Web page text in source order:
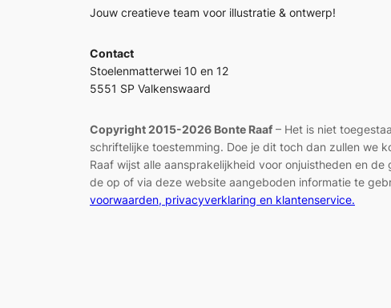
Jouw creatieve team voor illustratie & ontwerp!
Contact
Stoelenmatterwei 10 en 12
5551 SP Valkenswaard
Copyright 2015-2026 Bonte Raaf – Het is niet
schriftelijke toestemming. Doe je dit toch dan zullen we
Raaf wijst alle aansprakelijkheid voor onjuistheden en
de op of via deze website aangeboden informatie te
voorwaarden, privacyverklaring en klantenservice.